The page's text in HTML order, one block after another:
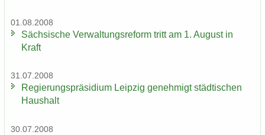
01.08.2008
Säch­si­sche Ver­wal­tungs­re­form tritt am 1. Au­gust in
Kraft
31.07.2008
Re­gie­rungs­prä­si­di­um Leip­zig ge­neh­migt städ­ti­schen
Haus­halt
30.07.2008